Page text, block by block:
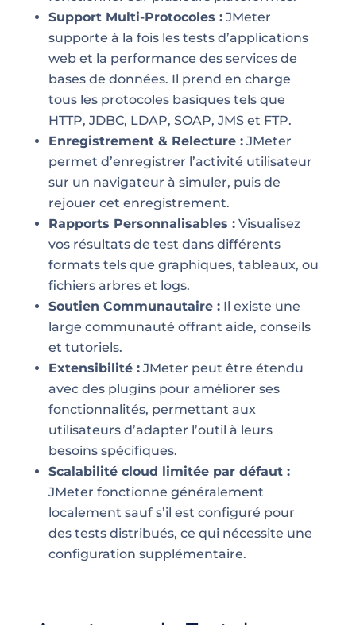
Support Multi-Protocoles :JMeter
supporte à la fois les tests d’applications
web et la performance des services de
bases de données. Il prend en charge
tous les protocoles basiques tels que
HTTP, JDBC, LDAP, SOAP, JMS et FTP.
Enregistrement & Relecture :JMeter
permet d’enregistrer l’activité utilisateur
sur un navigateur à simuler, puis de
rejouer cet enregistrement.
Rapports Personnalisables :Visualisez
vos résultats de test dans différents
formats tels que graphiques, tableaux, ou
fichiers arbres et logs.
Soutien Communautaire :Il existe une
large communauté offrant aide, conseils
et tutoriels.
Extensibilité :JMeter peut être étendu
avec des plugins pour améliorer ses
fonctionnalités, permettant aux
utilisateurs d’adapter l’outil à leurs
besoins spécifiques.
Scalabilité cloud limitée par défaut :
JMeter fonctionne généralement
localement sauf s’il est configuré pour
des tests distribués, ce qui nécessite une
configuration supplémentaire.